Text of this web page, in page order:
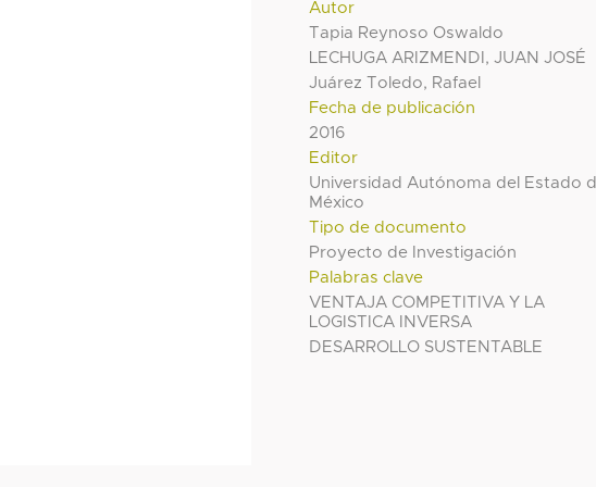
Autor
Tapia Reynoso Oswaldo
LECHUGA ARIZMENDI, JUAN JOSÉ
Juárez Toledo, Rafael
Fecha de publicación
2016
Editor
Universidad Autónoma del Estado
México
Tipo de documento
Proyecto de Investigación
Palabras clave
VENTAJA COMPETITIVA Y LA
LOGISTICA INVERSA
DESARROLLO SUSTENTABLE